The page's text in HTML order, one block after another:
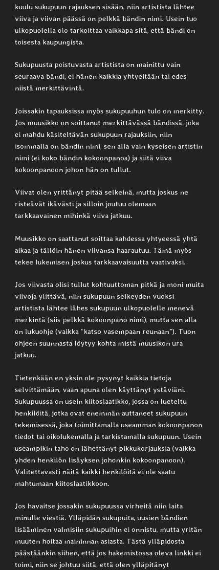
kuulu sukupuun rajauksen sisään, niin artistista lähtee
viiva ja viivan päässä on pelkkä bändin nimi. Usein tuo
ulkopuolella olo tarkoittaa vaikkapa sitä, että bändi on
toisesta kaupungista.
Sukupuusta poistuvasta artistista on mainittu vain
seuraava bändi, ei hänen kaikkia yhtyeitään tai edes
niistä merkittävintä.
Joissakin tapauksissa myös sukupuuhun tulo on merkitty.
Jos muusikko on soittanut merkittävässä bändissä, joka
ei mahdu käsiteltävän sukupuun rajauksiin, niin
isommalla on bändin nimi, sen alla vain kyseisen artistin
nimi (ei koko bändin kokoonpanoa) ja siitä viiva
kokoonpanoon johon hän on tullut.
Viivat olen yrittänyt pitää selkeinä, mutta joskus ne
risteävät ikävästi ja silloin joutuu olemaan
tarkkaavainen mihinkä viiva jatkuu.
Muusikko on saattanut soittaa kahdessa yhtyeessä yhtä
aikaa ja tällöin hänen viivansa haarautuu. Tämä myös
tekee lukemisen joskus tarkkaavaisuutta vaativaksi.
Jos viivasta olisi tullut kohtuuttoman pitkä ja moni muita
viivoja ylittävä, niin sukupuun selkeyden vuoksi
artistista lähtee lähes sukupuun ulkopuolelle menevä
merkintä (siis pelkkä kokoonpano nimi), mutta sen alla
on lukuohje (vaikka ”katso vasempaan reunaan”). Tuon
ohjeen suunnasta löytyy kohta mistä muusikon ura
jatkuu.
Tietenkään en yksin ole pysynyt kaikkia tietoja
selvittämään, vaan apuna olen käyttänyt ystäviäni.
Sukupuussa on usein kiitoslaatikko, jossa on lueteltu
henkilöitä, jotka ovat enemmän auttaneet sukupuun
tekemisessä, joka toimittamalla useamman kokoonpanon
tiedot tai oikolukemalla ja tarkistamalla sukupuun. Usein
useampikin taho on lähettänyt pikkukorjauksia (vaikka
yhden henkilön lisäyksen johonkin kokoonpanoon).
Valitettavasti näitä kaikki henkilöitä ei ole saatu
mahtumaan kiitoslaatikkoon.
Jos havaitse jossakin sukupuussa virheitä niin laita
minulle viestiä. Ylläpidän sukupuita, uusien bändien
lisääminen valmisiin sukupuihin ei onnistu, mutta yritän
muuten hoitaa maininnan asiasta. Tästä ylläpidosta
päästäänkin siihen, että jos hakemistossa oleva linkki ei
toimi, niin se johtuu siitä, että olen ylläpitänyt